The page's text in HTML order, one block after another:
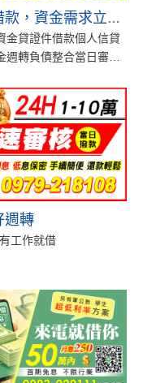
快速借款，資金需求立即協助
金貸證件借款個人信貸
週轉負債整合當日審
案，協助您...
週轉
工作就借